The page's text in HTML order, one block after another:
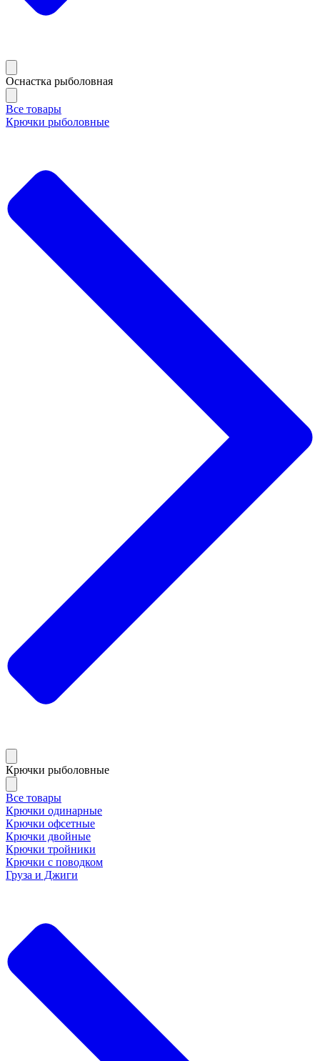
Оснастка рыболовная
Все товары
Крючки рыболовные
Крючки рыболовные
Все товары
Крючки одинарные
Крючки офсетные
Крючки двойные
Крючки тройники
Крючки с поводком
Груза и Джиги